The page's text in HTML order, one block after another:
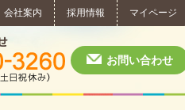
会社案内 採用情報 マイページ
個別相談・お問い合わせ
お問い合わせ